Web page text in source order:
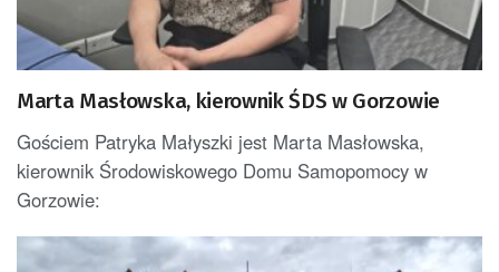
Marta Masłowska, kierownik ŚDS w Gorzowie
Gościem Patryka Małyszki jest Marta Masłowska,
kierownik Środowiskowego Domu Samopomocy w
Gorzowie: